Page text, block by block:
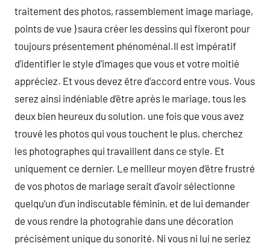
traitement des photos, rassemblement image mariage,
points de vue ) saura créer les dessins qui fixeront pour
toujours présentement phénoménal.Il est impératif
d’identifier le style d’images que vous et votre moitié
appréciez. Et vous devez être d’accord entre vous. Vous
serez ainsi indéniable d’être après le mariage, tous les
deux bien heureux du solution. une fois que vous avez
trouvé les photos qui vous touchent le plus, cherchez
les photographes qui travaillent dans ce style. Et
uniquement ce dernier. Le meilleur moyen d’être frustré
de vos photos de mariage serait d’avoir sélectionne
quelqu’un d’un indiscutable féminin, et de lui demander
de vous rendre la photograhie dans une décoration
précisément unique du sonorité. Ni vous ni lui ne seriez